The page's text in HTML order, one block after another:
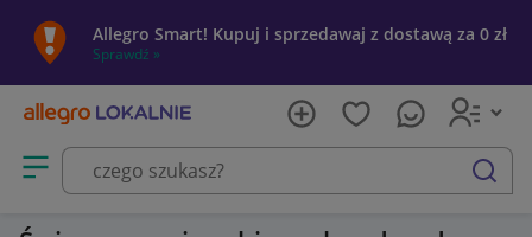
Allegro Smart! Kupuj i sprzedawaj z dostawą za 0 zł
Sprawdź »
Otwórz menu z kategoriami
szukaj